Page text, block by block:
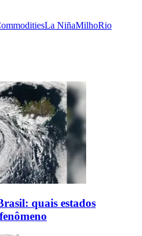
La NiñaMilhoRio
quais estados